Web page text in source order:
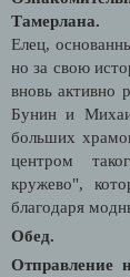
Тамерлана.
Елец,
но за свою
вновь активно
Бунин и
больших
центром
кружево",
благодаря
Обед.
Отправление